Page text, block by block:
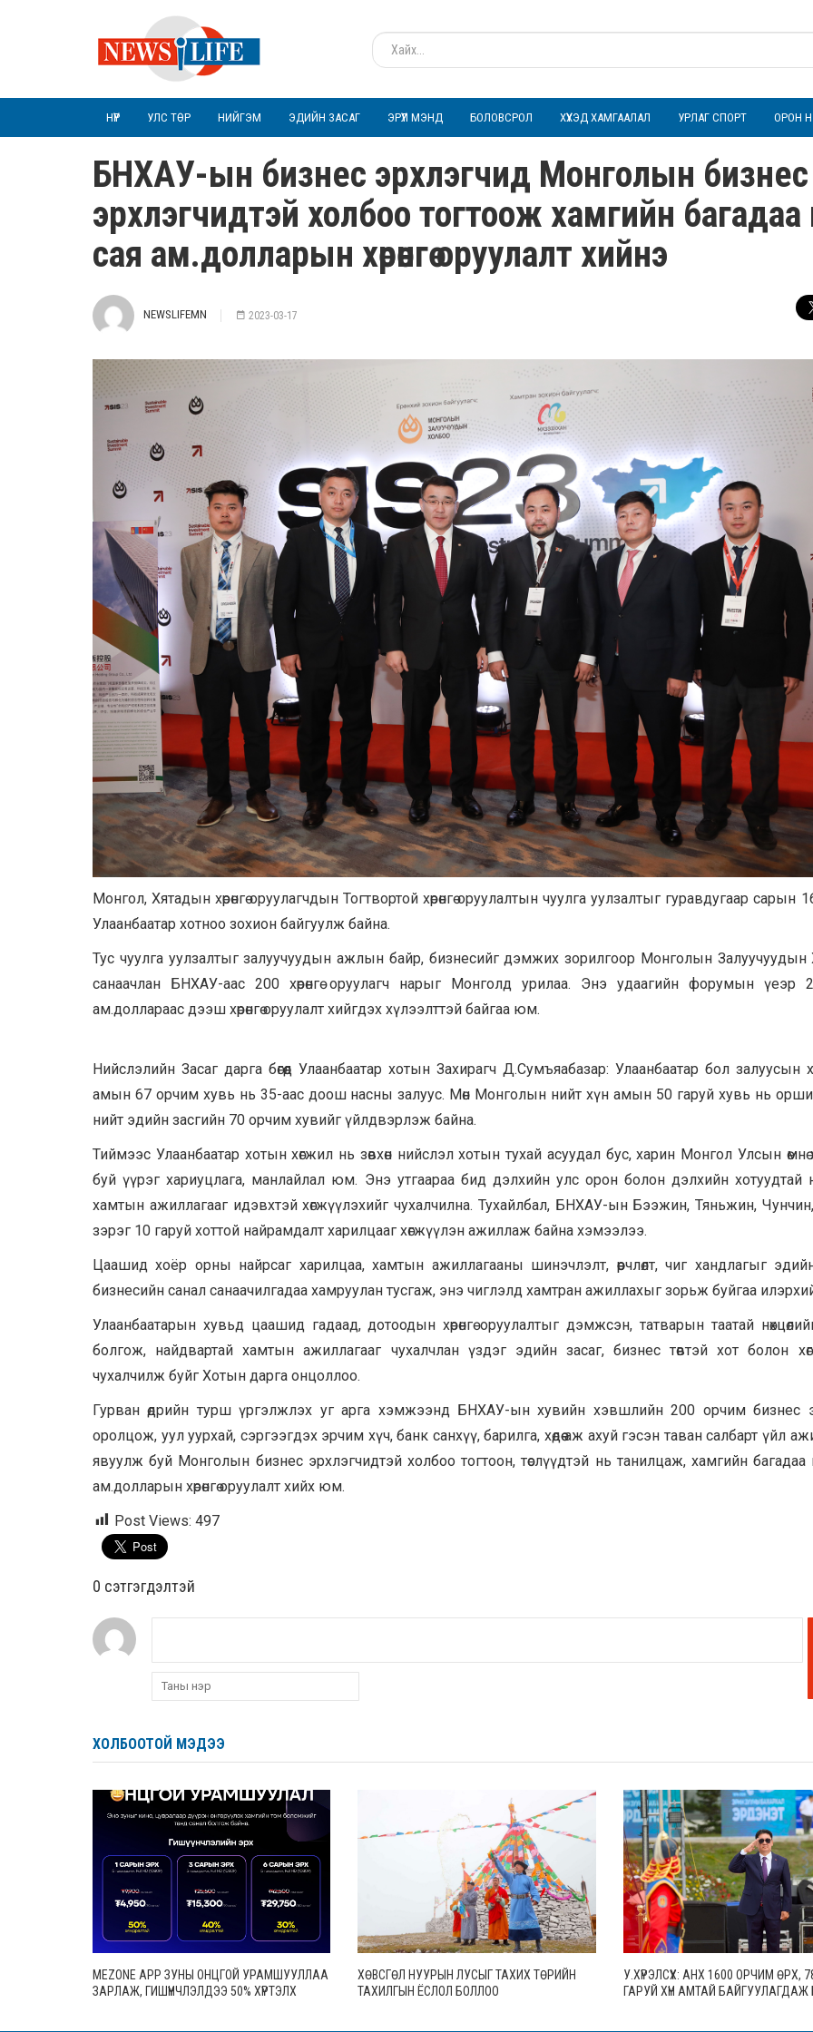
НҮҮР УЛС ТӨР НИЙГЭМ ЭДИЙН ЗАСАГ ЭРҮҮЛ МЭНД БОЛОВСРОЛ ХҮҮХЭД ХАМГААЛАЛ УРЛАГ СПОРТ ОРОН
БНХАУ-ын бизнес эрхлэгчид Монголын бизнес
эрхлэгчидтэй холбоо тогтоож хамгийн багадаа
сая ам.долларын хөрөнгө оруулалт хийнэ
NEWSLIFEMN 2023-03-17
Монгол, Хятадын хөрөнгө оруулагчдын Тогтвортой хөрөнгө оруулалтын чуулга уулзалтыг гуравдугаар сарын
Улаанбаатар хотноо зохион байгуулж байна.
Тус чуулга уулзалтыг залуучуудын ажлын байр, бизнесийг дэмжих зорилгоор Монголын Залуучуудын
санаачлан БНХАУ-аас 200 хөрөнгө оруулагч нарыг Монголд урилаа. Энэ удаагийн форумын үеэр
ам.доллараас дээш хөрөнгө оруулалт хийгдэх хүлээлттэй байгаа юм.
Нийслэлийн Засаг дарга бөгөөд Улаанбаатар хотын Захирагч Д.Сумъяабазар: Улаанбаатар бол залуусын
амын 67 орчим хувь нь 35-аас доош насны залуус. Мөн Монголын нийт хүн амын 50 гаруй хувь нь
нийт эдийн засгийн 70 орчим хувийг үйлдвэрлэж байна.
Тиймээс Улаанбаатар хотын хөгжил нь зөвхөн нийслэл хотын тухай асуудал бус, харин Монгол Улсын
буй үүрэг хариуцлага, манлайлал юм. Энэ утгаараа бид дэлхийн улс орон болон дэлхийн хотуудтай
хамтын ажиллагааг идэвхтэй хөгжүүлэхийг чухалчилна. Тухайлбал, БНХАУ-ын Бээжин, Тяньжин,
зэрэг 10 гаруй хоттой найрамдалт харилцааг хөгжүүлэн ажиллаж байна хэмээлээ.
Цаашид хоёр орны найрсаг харилцаа, хамтын ажиллагааны шинэчлэлт, өөрчлөлт, чиг хандлагыг
бизнесийн санал санаачилгадаа хамруулан тусгаж, энэ чиглэлд хамтран ажиллахыг зорьж буйгаа
Улаанбаатарын хувьд цаашид гадаад, дотоодын хөрөнгө оруулалтыг дэмжсэн, татварын таатай
болгож, найдвартай хамтын ажиллагааг чухалчлан үздэг эдийн засаг, бизнес төвтэй хот болон
чухалчилж буйг Хотын дарга онцоллоо.
Гурван өдрийн турш үргэлжлэх уг арга хэмжээнд БНХАУ-ын хувийн хэвшлийн 200 орчим бизнес
оролцож, уул уурхай, сэргээгдэх эрчим хүч, банк санхүү, барилга, хөдөө аж ахуй гэсэн таван салбарт үйл
явуулж буй Монголын бизнес эрхлэгчидтэй холбоо тогтоон, төслүүдтэй нь танилцаж, хамгийн багадаа
ам.долларын хөрөнгө оруулалт хийх юм.
Post Views: 497
0 cэтгэгдэлтэй
ХОЛБООТОЙ МЭДЭЭ
MEZONE APP ЗУНЫ ОНЦГОЙ УРАМШУУЛЛАА
ЗАРЛАЖ, ГИШҮҮНЧЛЭЛДЭЭ 50% ХҮРТЭЛХ
ХӨВСГӨЛ НУУРЫН ЛУСЫГ ТАХИХ ТӨРИЙН
ТАХИЛГЫН ЁСЛОЛ БОЛЛОО
У.ХҮРЭЛСҮХ: АНХ 1600 ОРЧИМ ӨРХ,
ГАРУЙ ХҮН АМТАЙ